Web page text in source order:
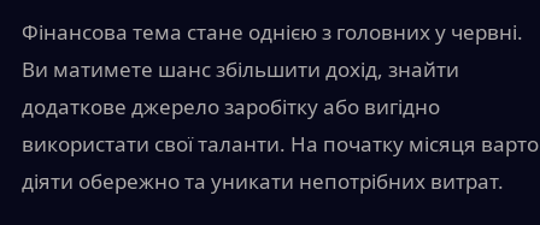
Фінансова тема стане однією з головних у червні.
Ви матимете шанс збільшити дохід, знайти
додаткове джерело заробітку або вигідно
використати свої таланти. На початку місяця варто
діяти обережно та уникати непотрібних витрат.